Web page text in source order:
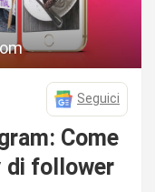
Seguici
Come
di follower